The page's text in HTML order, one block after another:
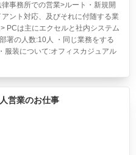
事務所での営業>ルート・新規開
ント対応、及びそれに付随する業
PCは主にエクセルと社内システム
署の人数:10人 ・同じ業務をする
服装について:オフィスカジュアル
営業のお仕事